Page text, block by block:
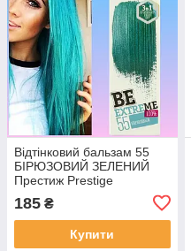
Відтінковий бальзам 55
БІРЮЗОВИЙ ЗЕЛЕНИЙ
Престиж Prestige
185 ₴
Купити